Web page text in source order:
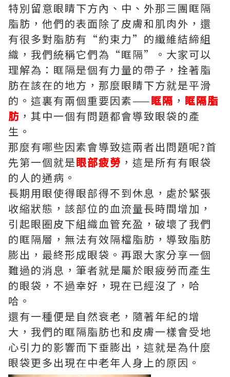
特別留意眼睛下方內、中、外那三團眶隔
脂肪，他們的表面除了皮膚和肌肉外，還
有很多對脂肪有“約束力”的纖維結締組
織，我們統稱它們為“眶隔”。大家可以
理解為：眶隔是個有力量的帶子，拴著脂
肪在該在的地方，那麼眼睛下方就是平滑
的。這裏有兩個重要因素——眶隔 ， 眶隔脂
肪 ，其中一個有問題都會導致眼袋的產
生。
那麼有哪些因素會導致這兩者出問題呢?首
先第一個就是眼部疲勞 ，這是所有有眼袋
的人的通病。
長期用眼使得眼部得不到休息，處於緊張
收縮狀態，該部位的血流量長時間增加，
引起眼圈皮下組織血管充盈，破壞了我們
的眶隔層，無法有效隔檔脂肪，導致脂肪
膨出，最終形成眼袋。再跟大家分享一個
難過的消息，筆者就是屬於眼疲勞而產生
的眼袋，不過幸好，現在已經沒了，哈
哈。
還有一種便是自然衰老，隨著年紀的增
大，我們的眶隔脂肪也和皮膚一樣會受地
心引力的影響而下垂膨出，這就是為什麼
眼袋更多出現在中老年人身上的原因。